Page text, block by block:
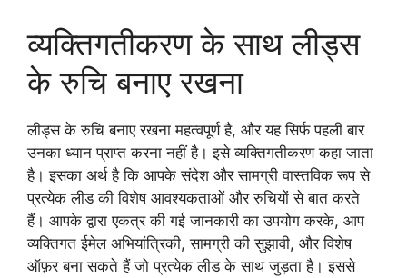
व्यक्तिगतीकरण के साथ लीड्स
के रुचि बनाए रखना
लीड्स के रुचि बनाए रखना महत्वपूर्ण है, और यह सिर्फ पहली बार
उनका ध्यान प्राप्त करना नहीं है। इसे व्यक्तिगतीकरण कहा जाता
है। इसका अर्थ है कि आपके संदेश और सामग्री वास्तविक रूप से
प्रत्येक लीड की विशेष आवश्यकताओं और रुचियों से बात करते
हैं। आपके द्वारा एकत्र की गई जानकारी का उपयोग करके, आप
व्यक्तिगत ईमेल अभियांत्रिकी, सामग्री की सुझावी, और विशेष
ऑफ़र बना सकते हैं जो प्रत्येक लीड के साथ जुड़ता है। इससे